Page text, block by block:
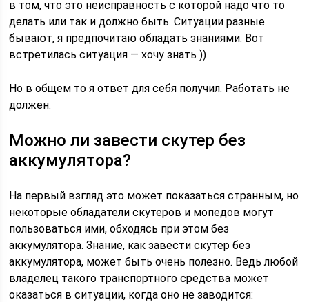
в том, что это неисправность с которой надо что то
делать или так и должно быть. Ситуации разные
бывают, я предпочитаю обладать знаниями. Вот
встретилась ситуация — хочу знать ))
Но в общем то я ответ для себя получил. Работать не
должен.
Можно ли завести скутер без
аккумулятора?
На первый взгляд это может показаться странным, но
некоторые обладатели скутеров и мопедов могут
пользоваться ими, обходясь при этом без
аккумулятора. Знание, как завести скутер без
аккумулятора, может быть очень полезно. Ведь любой
владелец такого транспортного средства может
оказаться в ситуации, когда оно не заводится: